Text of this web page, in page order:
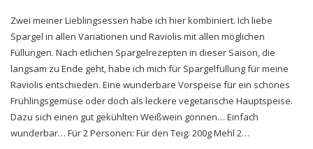
Zwei meiner Lieblingsessen habe ich hier kombiniert. Ich liebe
Spargel in allen Variationen und Raviolis mit allen möglichen
Füllungen. Nach etlichen Spargelrezepten in dieser Saison, die
langsam zu Ende geht, habe ich mich für Spargelfüllung für meine
Raviolis entschieden. Eine wunderbare Vorspeise für ein schönes
Frühlingsgemüse oder doch als leckere vegetarische Hauptspeise.
Dazu sich einen gut gekühlten Weißwein gönnen… Einfach
wunderbar… Für 2 Personen: Für den Teig: 200g Mehl 2…